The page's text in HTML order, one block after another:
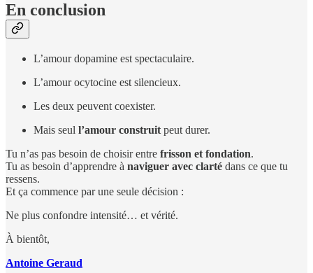
En conclusion
L’amour dopamine est spectaculaire.
L’amour ocytocine est silencieux.
Les deux peuvent coexister.
Mais seul l’amour construit peut durer.
Tu n’as pas besoin de choisir entre frisson et fondation.
Tu as besoin d’apprendre à naviguer avec clarté dans ce que tu
ressens.
Et ça commence par une seule décision :
Ne plus confondre intensité… et vérité.
À bientôt,
Antoine Geraud